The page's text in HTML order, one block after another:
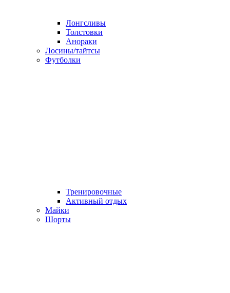
Лонгсливы
Толстовки
Анораки
Лосины/тайтсы
Футболки
Тренировочные
Активный отдых
Майки
Шорты